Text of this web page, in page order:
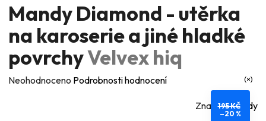
Mandy Diamond - utěrka
na karoserie a jiné hladké
povrchyVelvex hiq
Průměrné
Neohodnoceno Podrobnosti hodnocení
Značka:Mandy
195 KČ
–20 %